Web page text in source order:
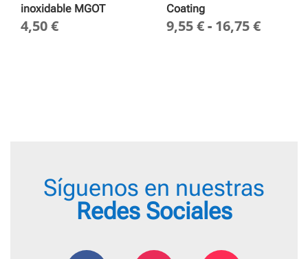
inoxidable MGOT
4,50€
Coating
9,55€- 16,75€Rango
Síguenos en nuestras
Redes Sociales